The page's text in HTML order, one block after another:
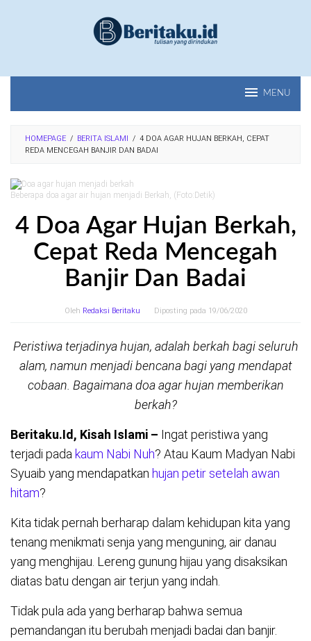
MENU
HOMEPAGE / BERITA ISLAMI / 4 DOA AGAR HUJAN BERKAH, CEPAT
REDA MENCEGAH BANJIR DAN BADAI
Beberapa doa agar air hujan menjadi Berkah, (Foto:Detik)
4 Doa Agar Hujan Berkah,
Cepat Reda Mencegah
Banjir Dan Badai
Oleh Redaksi Beritaku Diposting pada 19/06/2020
Peristiwa terjadinya hujan, adalah berkah bagi seluruh
alam, namun menjadi bencana bagi yang mendapat
cobaan. Bagaimana doa agar hujan memberikan
berkah?
Beritaku.Id, Kisah Islami – Ingat peristiwa yang
terjadi pada kaum Nabi Nuh? Atau Kaum Madyan Nabi
Syuaib yang mendapatkan hujan petir setelah awan
hitam?
Kita tidak pernah berharap dalam kehidupan kita yang
tenang menikmati senja yang menguning, air danau
yang menghijau. Lereng gunung hijau yang disaksikan
diatas batu dengan air terjun yang indah.
Tidak pula ada yang berharap bahwa semua
pemandangan itu berubah menjadi badai dan banjir.